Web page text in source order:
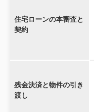
住宅ローンの本審査と
契約
残金決済と物件の引き
渡し